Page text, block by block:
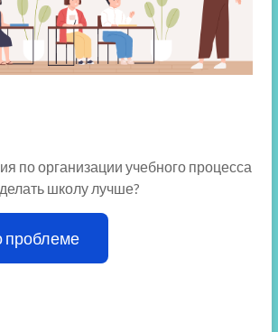
по организации учебного процесса
школу лучше?
проблеме